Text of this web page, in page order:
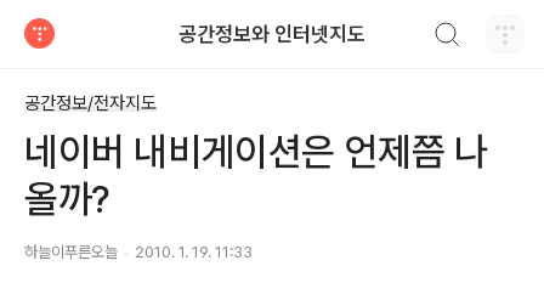
공간정보와 인터넷지도
공간정보/전자지도
네이버 내비게이션은 언제쯤 나
올까?
하늘이푸른오늘 2010. 1. 19. 11:33